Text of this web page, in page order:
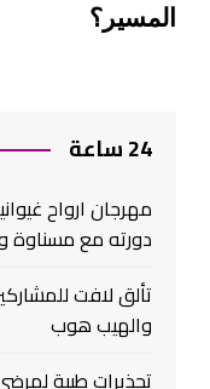
المسير؟
24 ساعة
مهرجان ارواح
دورته مع مسناوة
تألق لافت
والهيب هوب
تحذيرات طبية